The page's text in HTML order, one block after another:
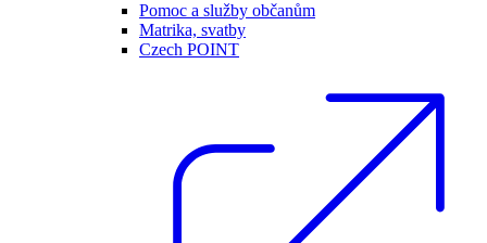
Pomoc a služby občanům
Matrika, svatby
Czech POINT